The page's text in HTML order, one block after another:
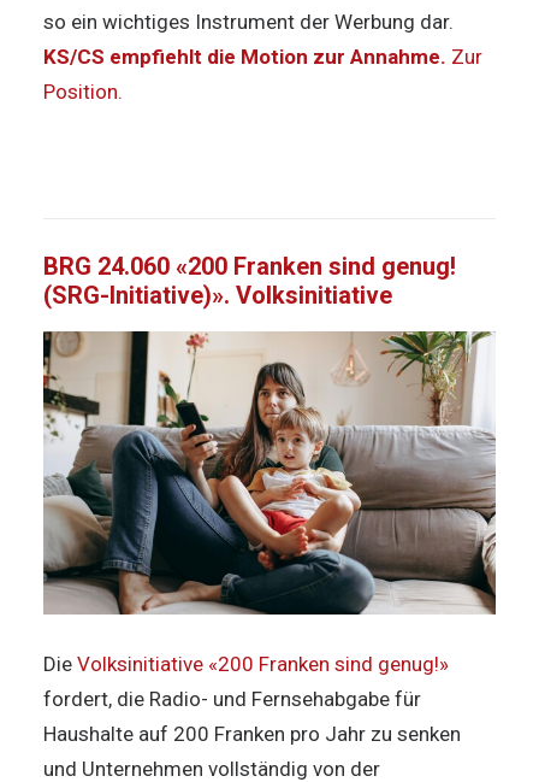
so ein wichtiges Instrument der Werbung dar.
KS/CS empfiehlt die Motion zur Annahme. Zur
Position.
BRG 24.060 «200 Franken sind genug!
(SRG-Initiative)». Volksinitiative
Die Volksinitiative «200 Franken sind genug!»
fordert, die Radio- und Fernsehabgabe für
Haushalte auf 200 Franken pro Jahr zu senken
und Unternehmen vollständig von der